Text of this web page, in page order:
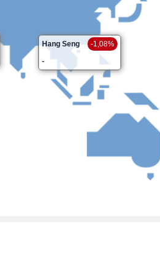
Hang Seng
-1,08%
-